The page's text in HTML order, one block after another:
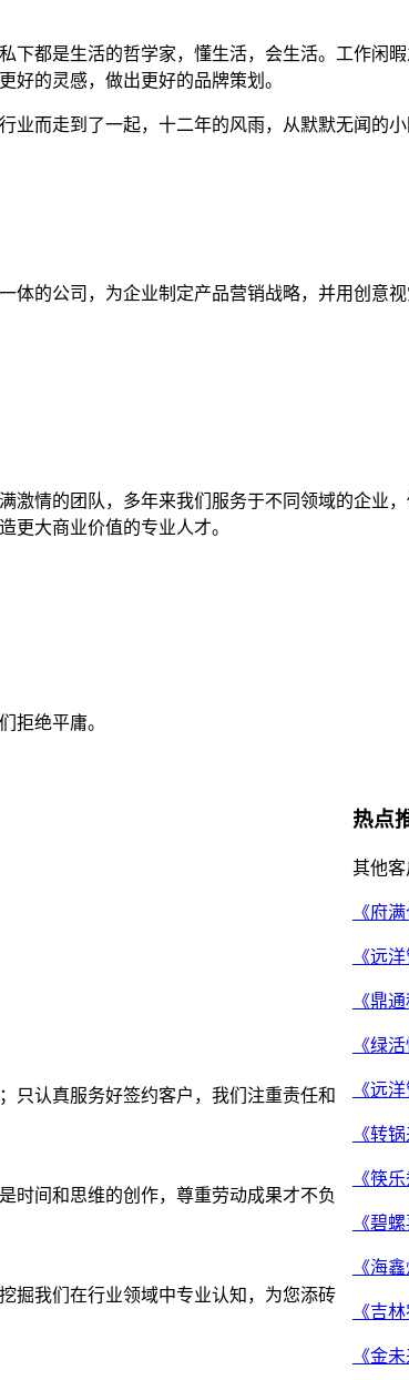
都是生活的哲学家，懂生活，会生活。工作闲
好的灵感，做出更好的品牌策划。
而走到了一起，十二年的风雨，从默默无闻的
的公司，为企业制定产品营销战略，并用创意
情的团队，多年来我们服务于不同领域的企业
更大商业价值的专业人才。
拒绝平庸。
只认真服务好签约客户，我们注重责任和
时间和思维的创作，尊重劳动成果才不负
掘我们在行业领域中专业认知，为您添砖
热点
其他
《府
《远
《鼎
《绿
《远
《转
《筷
《碧
《海
《吉
《金